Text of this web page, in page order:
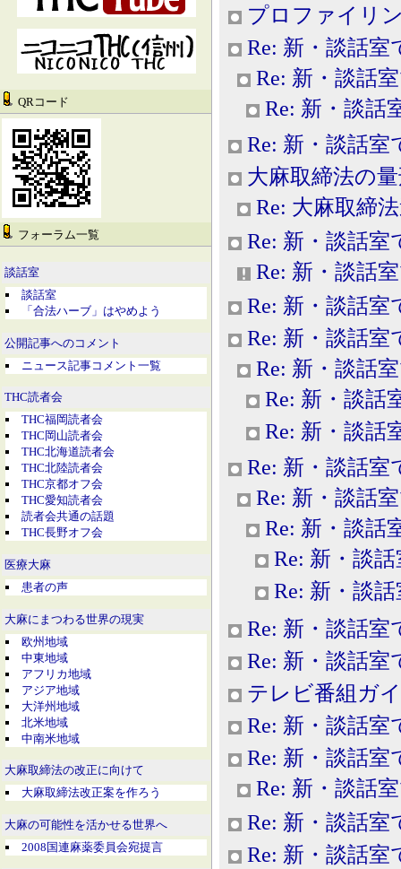
QRコード
フォーラム一覧
談話室
談話室
「合法ハーブ」はやめよう
公開記事へのコメント
ニュース記事コメント一覧
THC読者会
THC福岡読者会
THC岡山読者会
THC北海道読者会
THC北陸読者会
THC京都オフ会
THC愛知読者会
読者会共通の話題
THC長野オフ会
医療大麻
患者の声
大麻にまつわる世界の現実
欧州地域
中東地域
アフリカ地域
アジア地域
大洋州地域
北米地域
中南米地域
大麻取締法の改正に向けて
大麻取締法改正案を作ろう
大麻の可能性を活かせる世界へ
2008国連麻薬委員会宛提言
プロファイリ
Re: 新・談話室
Re: 新・談話
Re: 新・談話
Re: 新・談話室
大麻取締法の
Re: 大麻取締
Re: 新・談話室
Re: 新・談話
Re: 新・談話室
Re: 新・談話室
Re: 新・談話
Re: 新・談話
Re: 新・談話
Re: 新・談話室
Re: 新・談話
Re: 新・談話
Re: 新・談
Re: 新・談
Re: 新・談話室
Re: 新・談話室
テレビ番組ガ
Re: 新・談話室
Re: 新・談話室
Re: 新・談話
Re: 新・談話室
Re: 新・談話室